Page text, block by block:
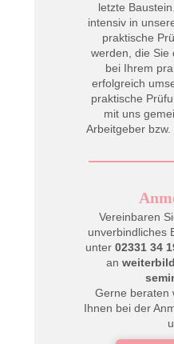
letzte
intensiv in
praktische
werden, die Sie
bei Ihrem
erfolgreich
praktische
mit uns
Arbeitgeber
Vereinbaren
unverbindliches
unter02331 34
an
Gerne beraten
Ihnen bei der